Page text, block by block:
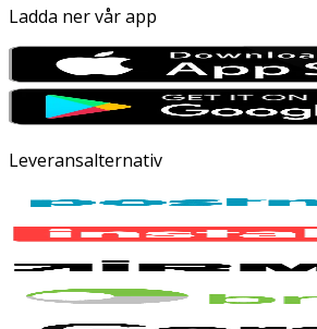
Ladda ner vår app
Leveransalternativ